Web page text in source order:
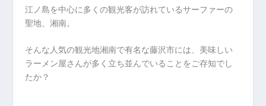
江ノ島を中心に多くの観光客が訪れているサーファーの
聖地、湘南。
そんな人気の観光地湘南で有名な藤沢市には、美味しい
ラーメン屋さんが多く立ち並んでいることをご存知でし
たか？